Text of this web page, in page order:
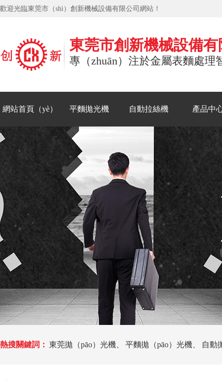
歡迎光臨東莞市（shì）創新機械設備有限公司網站！
東莞市創新機械設備
專（zhuān）注於金屬表麵處理
網站首頁（yè） 平麵拋光機 自動拉絲機 產品中
熱搜關鍵詞： 東莞拋（pāo）光機 平麵拋（pāo）光機 自動